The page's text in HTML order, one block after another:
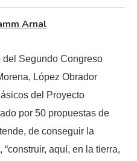
Arnal
del Segundo Congreso
López Obrador
del Proyecto
por 50 propuestas de
de conseguir la
aquí, en la tierra,